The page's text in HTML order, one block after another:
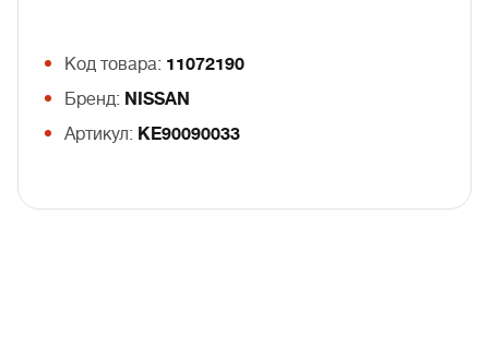
Код товара: 11072190
Бренд: NISSAN
Артикул: KE90090033